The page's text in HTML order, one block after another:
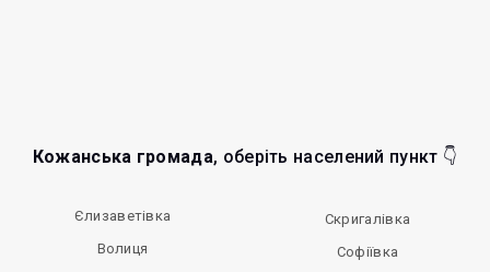
Кожанська громада, оберіть населений пункт 👇
Єлизаветівка
Волиця
Скригалівка
Софіївка